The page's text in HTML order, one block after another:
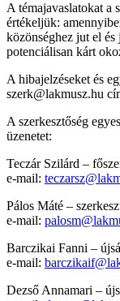
A témajavaslatokat a
értékeljük:
közönséghez jut el és
potenciálisan kárt
A hibajelzéseket és
szerk@lakmusz.hu
A szerkesztőség
üzenetet:
Teczár Szilárd –
e-mail:
Pálos Máté –
e-mail:
Barczikai Fanni –
e-mail:
Dezső Annamari –